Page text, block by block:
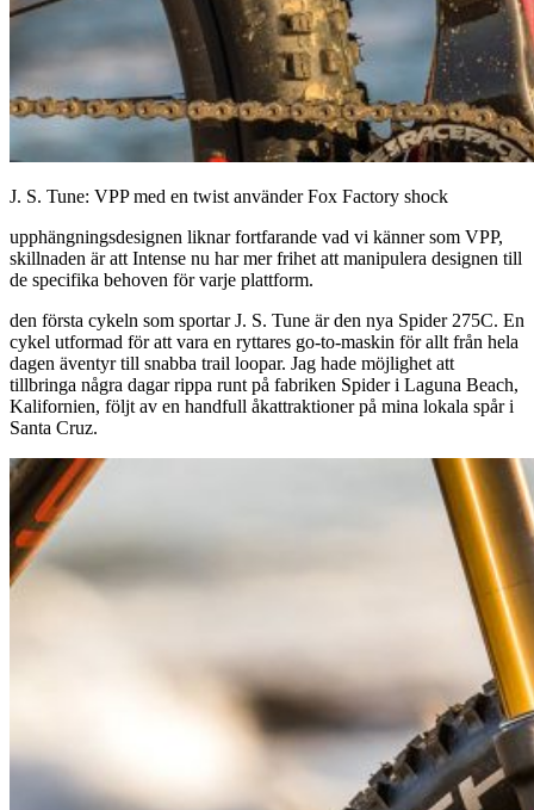
J. S. Tune: VPP med en twist använder Fox Factory shock
upphängningsdesignen liknar fortfarande vad vi känner som VPP,
skillnaden är att Intense nu har mer frihet att manipulera designen till
de specifika behoven för varje plattform.
den första cykeln som sportar J. S. Tune är den nya Spider 275C. En
cykel utformad för att vara en ryttares go-to-maskin för allt från hela
dagen äventyr till snabba trail loopar. Jag hade möjlighet att
tillbringa några dagar rippa runt på fabriken Spider i Laguna Beach,
Kalifornien, följt av en handfull åkattraktioner på mina lokala spår i
Santa Cruz.